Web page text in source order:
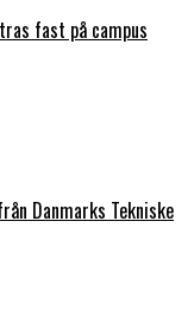
fast på campus
Danmarks Tekniske